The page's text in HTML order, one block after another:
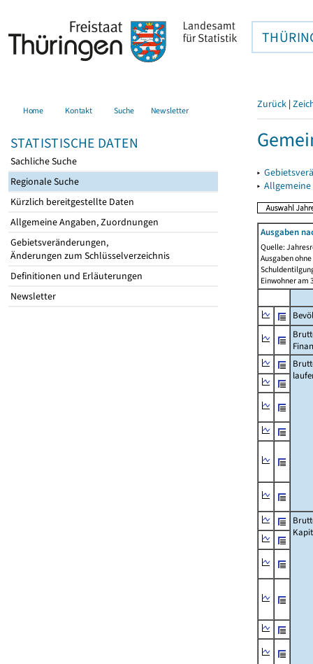
Home Kontakt Suche Newsletter
STATISTISCHE DATEN
Sachliche Suche
Regionale Suche
Kürzlich bereitgestellte Daten
Allgemeine Angaben, Zuordnungen
Gebietsveränderungen,
Änderungen zum Schlüsselverzeichnis
Definitionen und Erläuterungen
Newsletter
Zurück |
▸
▸
Ausgaben
Quelle:
Ausgaben
Einwohner am